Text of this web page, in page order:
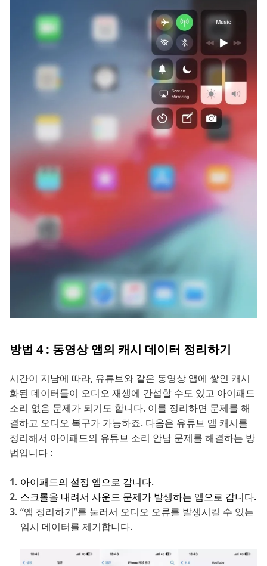
방법 4 : 동영상 앱의 캐시 데이터 정리하기
시간이 지남에 따라, 유튜브와 같은 동영상 앱에 쌓인 캐시
화된 데이터들이 오디오 재생에 간섭할 수도 있고 아이패드
소리 없음 문제가 되기도 합니다. 이를 정리하면 문제를 해
결하고 오디오 복구가 가능하죠. 다음은 유튜브 앱 캐시를
정리해서 아이패드의 유튜브 소리 안남 문제를 해결하는 방
법입니다 :
아이패드의 설정 앱으로 갑니다.
스크롤을 내려서 사운드 문제가 발생하는 앱으로 갑니다.
“앱 정리하기”를 눌러서 오디오 오류를 발생시킬 수 있는
임시 데이터를 제거합니다.